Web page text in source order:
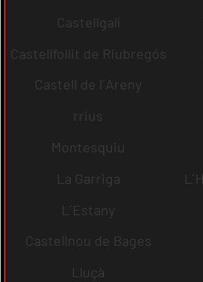
Castellgalí
Castellfollit de Riubregós
Castell de l´Areny
rrius
Montesquiu
La Garriga
L´Estany
Castellnou de Bages
Lluçà